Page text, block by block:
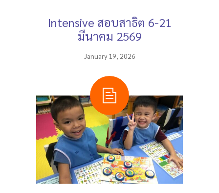
Intensive สอบสาธิต 6-21
มีนาคม 2569
January 19, 2026